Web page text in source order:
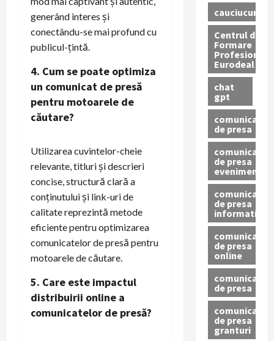
generând interes și
conectându-se mai profund cu
publicul-țintă.
4. Cum se poate optimiza
un comunicat de presă
pentru motoarele de
căutare?
Utilizarea cuvintelor-cheie
relevante, titluri și descrieri
concise, structură clară a
conținutului și link-uri de
calitate reprezintă metode
eficiente pentru optimizarea
comunicatelor de presă pentru
motoarele de căutare.
5. Care este impactul
distribuirii online a
comunicatelor de presă?
cauciucuri
Centrul de
Formare
Profesionala
Eurodeal
chat
gpt
comunicat
de presa
comunicat
de presa
eveniment
comunicat
de presa
informativ
comunicat
de presa
online
comunicate
de presa
comunicate
de presa
granturi